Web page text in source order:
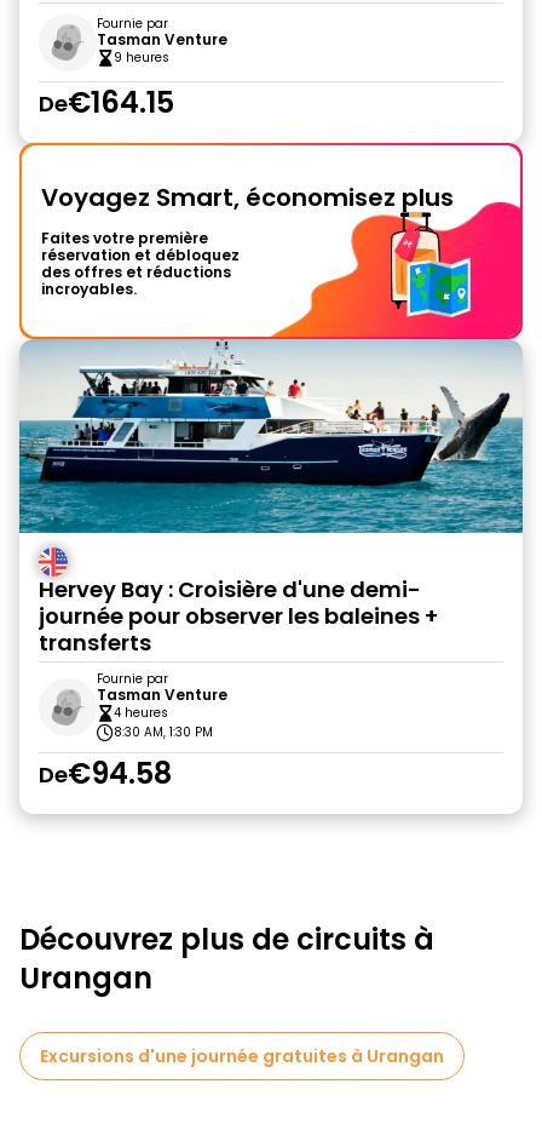
Fournie par
Tasman Venture
9 heures
De€164.15
Voyagez Smart, économisez plus
Faites votre première
réservation et débloquez
des offres et réductions
incroyables.
Hervey Bay : Croisière d'une demi-
journée pour observer les baleines +
transferts
Fournie par
Tasman Venture
4 heures
8:30 AM, 1:30 PM
De€94.58
Découvrez plus de circuits à
Urangan
Excursions d'une journée gratuites à Urangan